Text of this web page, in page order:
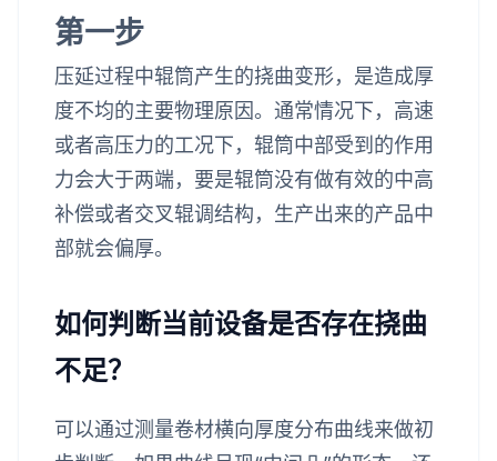
第一步
压延过程中辊筒产生的挠曲变形，是造成厚
度不均的主要物理原因。通常情况下，高速
或者高压力的工况下，辊筒中部受到的作用
力会大于两端，要是辊筒没有做有效的中高
补偿或者交叉辊调结构，生产出来的产品中
部就会偏厚。
如何判断当前设备是否存在挠曲
不足？
可以通过测量卷材横向厚度分布曲线来做初